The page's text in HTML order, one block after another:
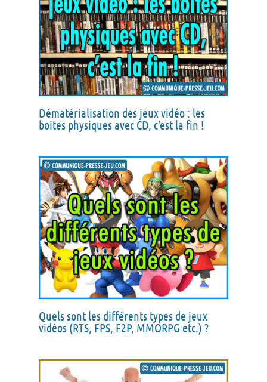
Dématérialisation des jeux vidéo : les
boites physiques avec CD, c’est la fin !
Quels sont les différents types de jeux
vidéos (RTS, FPS, F2P, MMORPG etc.) ?